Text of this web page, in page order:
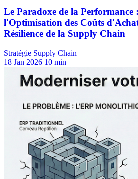
Stratégie Supply Chain
18 Jan 2026 10 min